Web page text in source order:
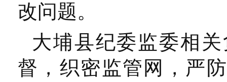
改问题。
大埔县纪委监委相
督，织密监管网，严